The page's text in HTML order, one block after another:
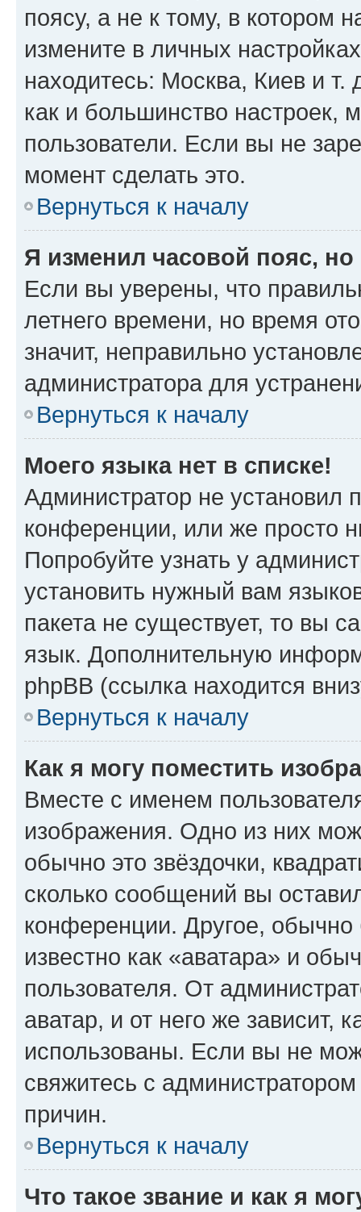
поясу, а не к тому, в котором
измените в личных
находитесь: Москва, Киев и т.
как и большинство настроек,
пользователи. Если вы не
момент сделать это.
Вернуться к началу
Я изменил часовой пояс,
Если вы уверены, что
летнего времени, но время
значит, неправильно
администратора для
Вернуться к началу
Моего языка нет в списке!
Администратор не установил
конференции, или же просто
Попробуйте узнать у
установить нужный вам
пакета не существует, то вы
язык. Дополнительную
phpBB (ссылка находится
Вернуться к началу
Как я могу поместить
Вместе с именем
изображения. Одно из них
обычно это звёздочки,
сколько сообщений вы
конференции. Другое,
известно как «аватара» и
пользователя. От
аватар, и от него же зависит,
использованы. Если вы не
свяжитесь с
причин.
Вернуться к началу
Что такое звание и как я